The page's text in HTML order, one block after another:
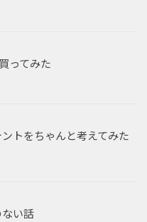
ってみた
トをちゃんと考えてみた
い話